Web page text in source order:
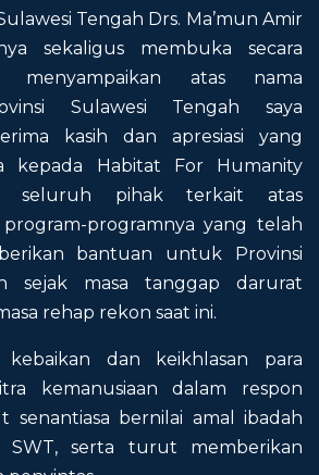
Tengah Drs. Ma’mun Amir
sekaligus membuka secara
menyampaikan atas nama
Sulawesi Tengah saya
kasih dan apresiasi yang
kepada Habitat For Humanity
seluruh pihak terkait atas
programnya yang telah
bantuan untuk Provinsi
sejak masa tanggap darurat
rehap rekon saat ini.
kebaikan dan keikhlasan para
kemanusiaan dalam respon
senantiasa bernilai amal ibadah
SWT, serta turut memberikan